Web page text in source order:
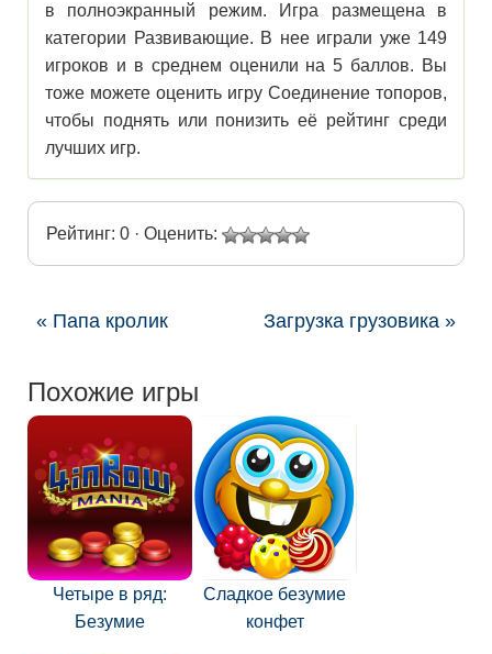
в полноэкранный режим. Игра размещена в
категории Развивающие. В нее играли уже 149
игроков и в среднем оценили на 5 баллов. Вы
тоже можете оценить игру Соединение топоров,
чтобы поднять или понизить её рейтинг среди
лучших игр.
Рейтинг: 0 · Оценить:
« Папа кролик Загрузка грузовика »
Похожие игры
Четыре в ряд:
Безумие
Сладкое безумие
конфет